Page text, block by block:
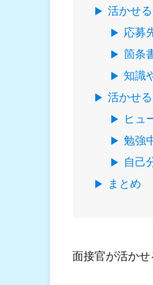
活かせ
応募
箇条
知識
活かせ
ヒュ
勉強
自己
まとめ
面接官が活か